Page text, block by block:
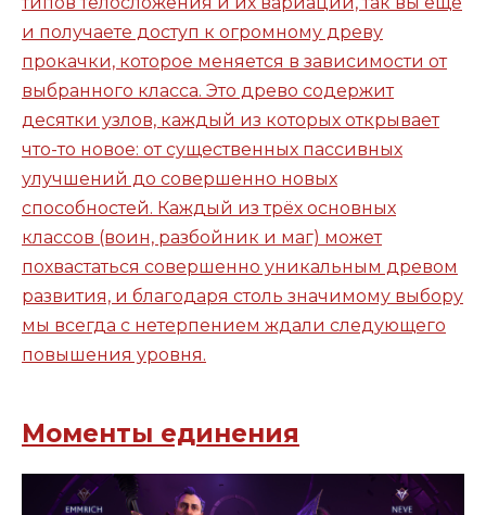
и получаете доступ к огромному древу
прокачки, которое меняется в зависимости от
выбранного класса. Это древо содержит
десятки узлов, каждый из которых открывает
что-то новое: от существенных пассивных
улучшений до совершенно новых
способностей. Каждый из трёх основных
классов (воин, разбойник и маг) может
похвастаться совершенно уникальным древом
развития, и благодаря столь значимому выбору
мы всегда с нетерпением ждали следующего
повышения уровня.
Моменты единения